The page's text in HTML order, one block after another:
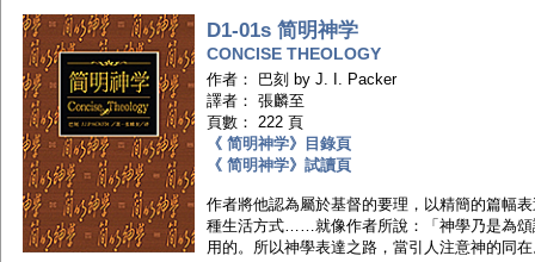
D1-01s 简明神学
CONCISE THEOLOGY
作者： 巴刻 by J. I. Packer
譯者： 張麟至
頁數： 222 頁
《 简明神学》目錄頁
《 简明神学》試讀頁
作者將他認為屬於基督的要理，以精簡的篇幅
種生活方式……就像作者所說：「神學乃是為
用的。所以神學表達之路，當引人注意神的同